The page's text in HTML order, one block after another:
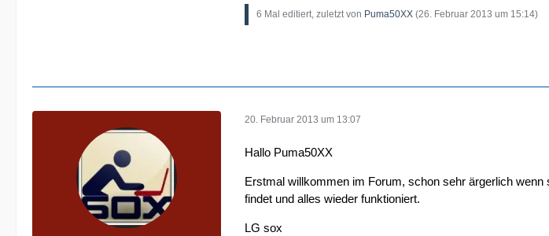
6 Mal editiert, zuletzt von Puma50XX (26. Februar 2013 um 15:14)
20. Februar 2013 um 13:07
Hallo Puma50XX
Erstmal willkommen im Forum, schon sehr ärgerlich
findet und alles wieder funktioniert.
LG sox